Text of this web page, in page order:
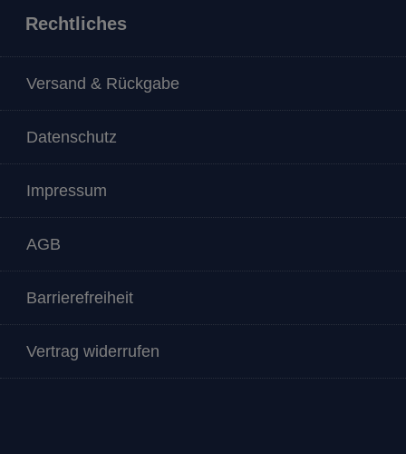
Rechtliches
Versand & Rückgabe
Datenschutz
Impressum
AGB
Barrierefreiheit
Vertrag widerrufen